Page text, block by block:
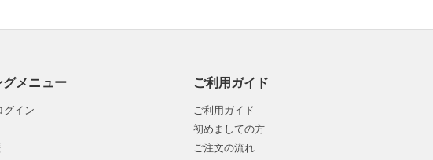
グメニュー
グイン
ご利用ガイド
ご利用ガイド
初めましての方
ご注文の流れ